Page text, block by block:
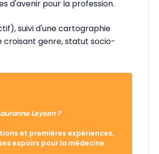
d'avenir pour la profession.
suivi d'une cartographie
croisant genre, statut socio-
Leysen ?
et premières expériences,
espoirs pour la médecine